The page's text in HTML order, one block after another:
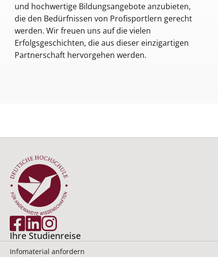
und hochwertige Bildungsangebote anzubieten,
die den Bedürfnissen von Profisportlern gerecht
werden. Wir freuen uns auf die vielen
Erfolgsgeschichten, die aus dieser einzigartigen
Partnerschaft hervorgehen werden.
Ihre Studienreise
Infomaterial anfordern